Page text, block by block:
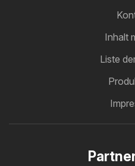
Inhalt
Liste